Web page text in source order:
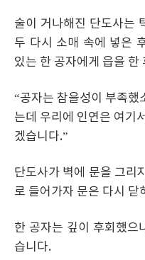
술이 거나해진 단도사는
두 다시 소매 속에 넣은
있는 한 공자에게 읍을 한
“공자는 참을성이 부족했
는데 우리에 인연은 여기
겠습니다.”
단도사가 벽에 문을 그리
로 들어가자 문은 다시 닫
한 공자는 깊이 후회했으
습니다.